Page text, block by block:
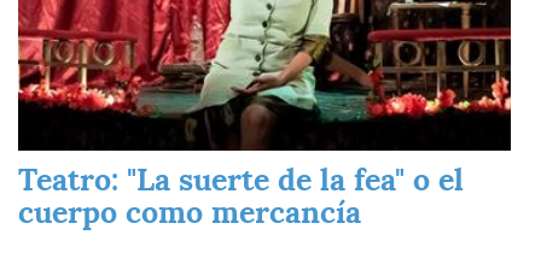
Teatro: "La suerte de la fea" o el
cuerpo como mercancía